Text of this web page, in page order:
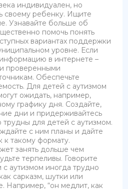
индивидуален, но
своему ребенку. Ищите
Узнавайте больше об
помочь понять
вариантах поддержки
уровне. Если
в интернете –
проверенными
Обеспечьте
Для детей с аутизмом
ожидать, например,
графику дня. Создайте,
дни и придерживайтесь
для детей с аутизмом.
с ним планы и дайте
к такому формату.
занять дольше чем
терпеливы. Говорите
аутизмом иногда трудно
сарказм, шутки или
Например, “он медлит, как